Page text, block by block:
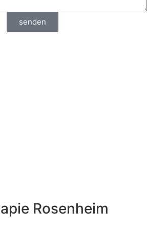
senden
Rosenheim